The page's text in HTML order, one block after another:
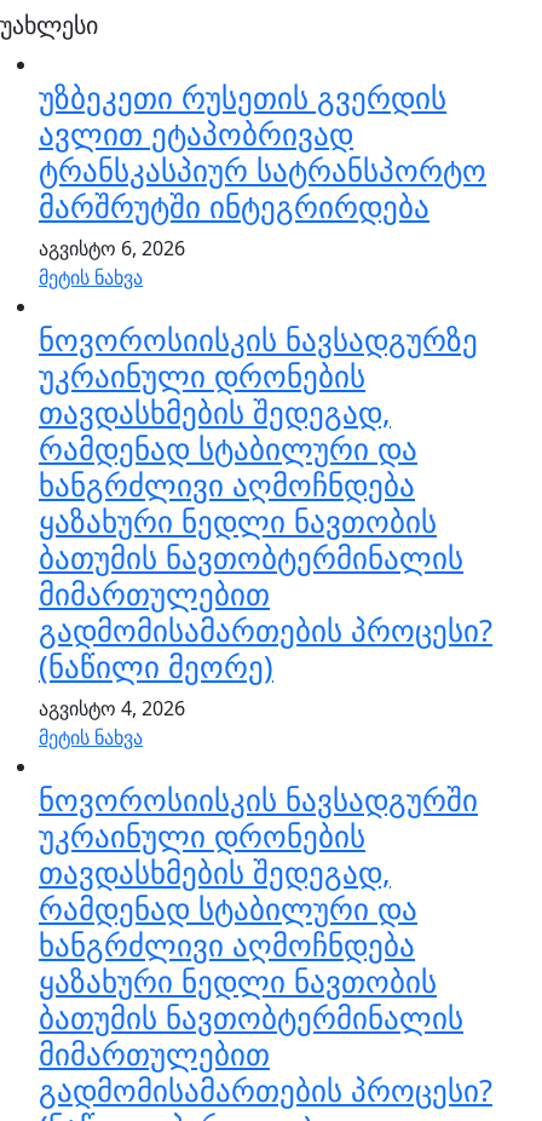
უახლესი
უზბეკეთი რუსეთის გვერდის
ავლით ეტაპობრივად
ტრანსკასპიურ სატრანსპორტო
მარშრუტში ინტეგრირდება
აგვისტო 6, 2026
მეტის ნახვა
ნოვოროსიისკის ნავსადგურზე
უკრაინული დრონების
თავდასხმების შედეგად,
რამდენად სტაბილური და
ხანგრძლივი აღმოჩნდება
ყაზახური ნედლი ნავთობის
ბათუმის ნავთობტერმინალის
მიმართულებით
გადმომისამართების პროცესი?
(ნაწილი მეორე)
აგვისტო 4, 2026
მეტის ნახვა
ნოვოროსიისკის ნავსადგურში
უკრაინული დრონების
თავდასხმების შედეგად,
რამდენად სტაბილური და
ხანგრძლივი აღმოჩნდება
ყაზახური ნედლი ნავთობის
ბათუმის ნავთობტერმინალის
მიმართულებით
გადმომისამართების პროცესი?